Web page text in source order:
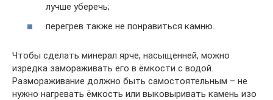
лучше уберечь;
перегрев также не понравиться камню.
Чтобы сделать минерал ярче, насыщенней, можно
изредка замораживать его в ёмкости с водой.
Размораживание должно быть самостоятельным – не
нужно нагревать ёмкость или выковыривать камень изо